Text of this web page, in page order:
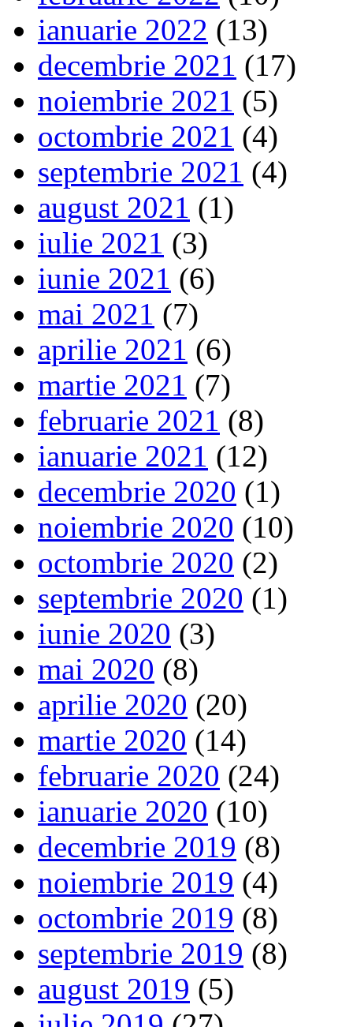
ianuarie 2022 (13)
decembrie 2021 (17)
noiembrie 2021 (5)
octombrie 2021 (4)
septembrie 2021 (4)
august 2021 (1)
iulie 2021 (3)
iunie 2021 (6)
mai 2021 (7)
aprilie 2021 (6)
martie 2021 (7)
februarie 2021 (8)
ianuarie 2021 (12)
decembrie 2020 (1)
noiembrie 2020 (10)
octombrie 2020 (2)
septembrie 2020 (1)
iunie 2020 (3)
mai 2020 (8)
aprilie 2020 (20)
martie 2020 (14)
februarie 2020 (24)
ianuarie 2020 (10)
decembrie 2019 (8)
noiembrie 2019 (4)
octombrie 2019 (8)
septembrie 2019 (8)
august 2019 (5)